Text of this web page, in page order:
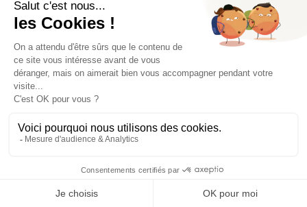
Recrutement Avis clients
Prestige
© Moriss Immobilier 2025 – Tous droits réservés –
Politique de confidentialité
Règlement jeu concours